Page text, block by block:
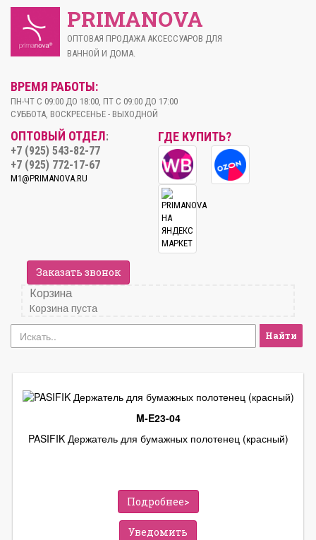
PRIMANOVA
ОПТОВАЯ ПРОДАЖА АКСЕССУАРОВ ДЛЯ
ВАННОЙ И ДОМА.
ВРЕМЯ РАБОТЫ:
ПН-ЧТ С 09:00 ДО 18:00, ПТ С 09:00 ДО 17:00
СУББОТА, ВОСКРЕСЕНЬЕ - ВЫХОДНОЙ
ОПТОВЫЙ ОТДЕЛ:
+7 (925) 543-82-77
+7 (925) 772-17-67
M1@PRIMANOVA.RU
ГДЕ КУПИТЬ?
Заказать звонок
Корзина
Корзина пуста
Найти
M-E23-04
PASIFIK Держатель для бумажных полотенец (красный)
Подробнее>
Уведомить